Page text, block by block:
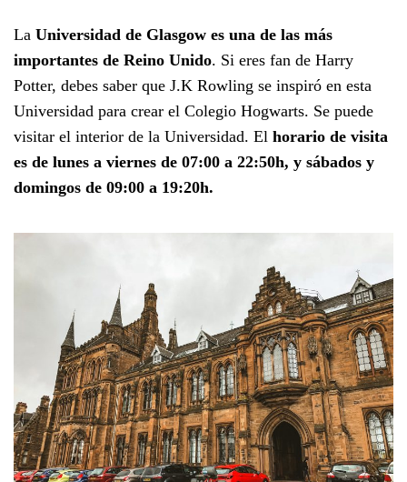
La Universidad de Glasgow es una de las más
importantes de Reino Unido. Si eres fan de Harry
Potter, debes saber que J.K Rowling se inspiró en esta
Universidad para crear el Colegio Hogwarts. Se puede
visitar el interior de la Universidad. El horario de visita
es de lunes a viernes de 07:00 a 22:50h, y sábados y
domingos de 09:00 a 19:20h.